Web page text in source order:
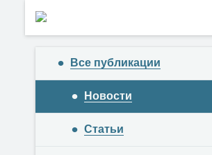
Все публикации
Новости
Статьи